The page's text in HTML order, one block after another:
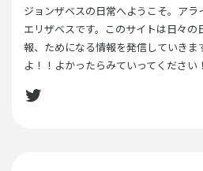
ジョンザベスの日常へようこそ。ア
エリザベスです。このサイトは日々
報、ためになる情報を発信していきま
よ！！よかったらみていってください！
Twitter